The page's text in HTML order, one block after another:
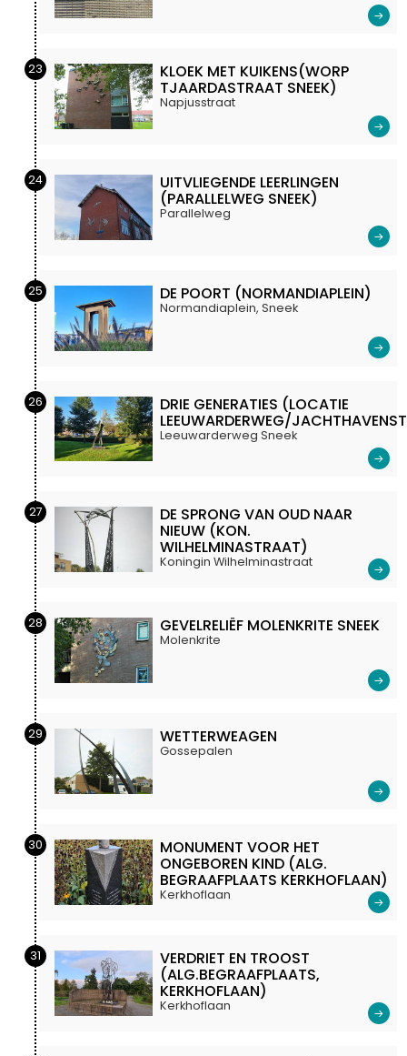
23 KLOEK MET KUIKENS(WORP
TJAARDASTRAAT SNEEK)
Napjusstraat
24 UITVLIEGENDE LEERLINGEN
(PARALLELWEG SNEEK)
Parallelweg
25 DE POORT (NORMANDIAPLEIN)
Normandiaplein, Sneek
26 DRIE GENERATIES (LOCATIE
LEEUWARDERWEG/
Leeuwarderweg Sneek
27 DE SPRONG VAN OUD NAAR
NIEUW (KON.
WILHELMINASTRAAT)
Koningin Wilhelminastraat
28 GEVELRELIËF MOLENKRITE SNEEK
Molenkrite
29 WETTERWEAGEN
Gossepalen
30 MONUMENT VOOR HET
ONGEBOREN KIND (ALG.
BEGRAAFPLAATS KERKHOFLAAN)
Kerkhoflaan
31 VERDRIET EN TROOST
(ALG.BEGRAAFPLAATS,
KERKHOFLAAN)
Kerkhoflaan